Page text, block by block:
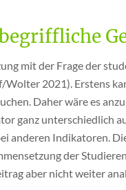
mit der Frage der
2021). Erstens
Daher wäre es
ganz unterschiedlich
anderen Indikatoren.
der
aber nicht weiter